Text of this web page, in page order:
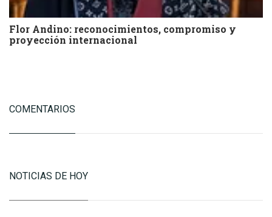
Flor Andino: reconocimientos, compromiso y
proyección internacional
COMENTARIOS
NOTICIAS DE HOY